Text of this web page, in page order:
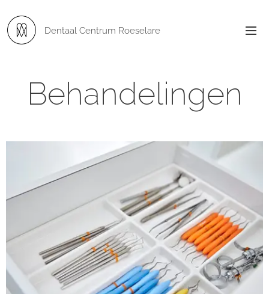
Dentaal Centrum Roeselare
Behandelingen